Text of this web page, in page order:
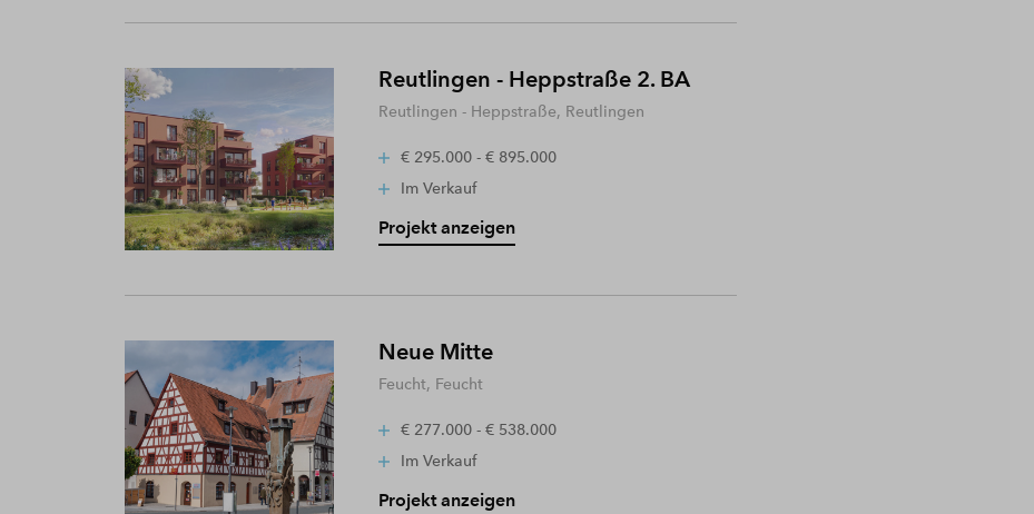
Reutlingen - Heppstraße 2. BA
Reutlingen - Heppstraße, Reutlingen
€ 295.000 - € 895.000
Im Verkauf
Projekt anzeigen
Neue Mitte
Feucht, Feucht
€ 277.000 - € 538.000
Im Verkauf
Projekt anzeigen